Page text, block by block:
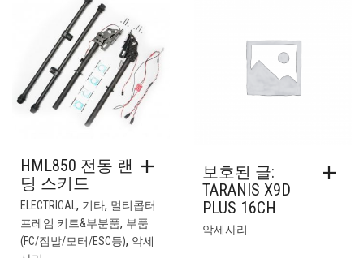
HML850 전동 랜
딩 스키드
ELECTRICAL , 기타, 멀티콥터
프레임 키트&부분품, 부품
(FC/짐발/모터/ESC등), 악세
보호된 글:
TARANIS X9D
PLUS 16CH
악세사리